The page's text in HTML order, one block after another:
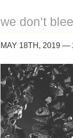
we don’t
MAY 18TH, 2019 —